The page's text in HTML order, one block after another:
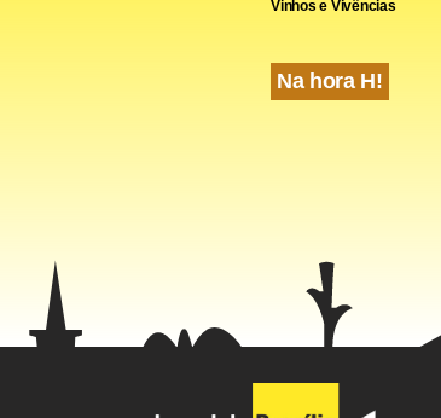
Vinhos e Vivências
Na hora H!